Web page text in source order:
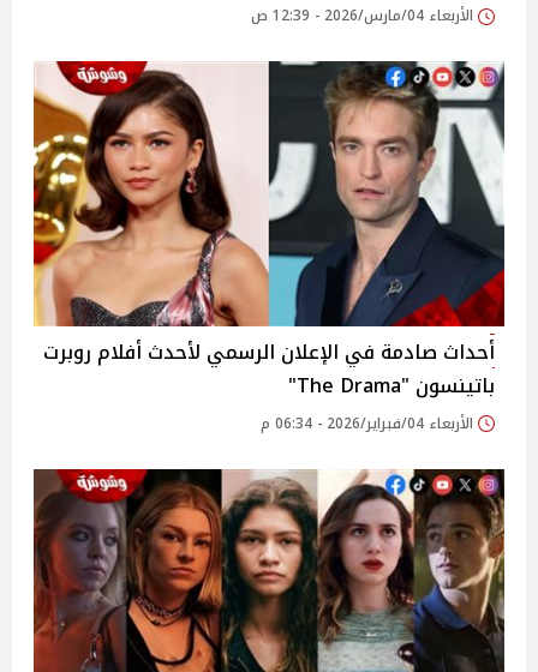
الأربعاء 04/مارس/2026 - 12:39 ص
أحداث صادمة في الإعلان الرسمي لأحدث أفلام روبرت
باتينسون "The Drama"
الأربعاء 04/فبراير/2026 - 06:34 م